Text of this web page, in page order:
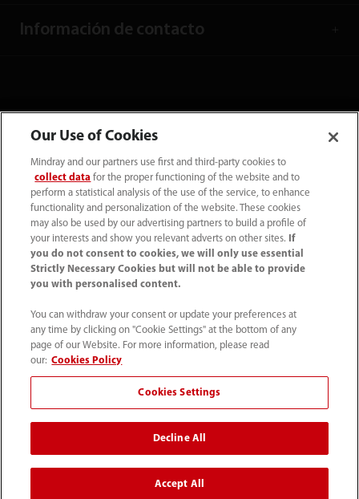
Información de contacto
Tel: (34-91)392 3754 Fax: (34-91)088 9180
info.es@mindray.com
Condiciones de uso｜Mapa del sitio｜
Aviso sobre las cookies｜ Aviso de privacidad｜
Sistema Interno de Información
©2026 Shenzhen Mindray Bio-Medical Electronics Co., Ltd.
Todos los derechos reservados.
Los productos sanitarios arriba indicados son conformes
con la legislación vigente.
Our Use of Cookies
Mindray and our partners use first and third-party cookies to
collect data for the proper functioning of the website and to
perform a statistical analysis of the use of the service, to enhance
functionality and personalization of the website. These cookies
may also be used by our advertising partners to build a profile of
your interests and show you relevant adverts on other sites.
If
you do not consent to cookies, we will only use essential
Strictly Necessary Cookies but will not be able to provide
you with personalised content.
You can withdraw your consent or update your preferences at
any time by clicking on "Cookie Settings" at the bottom of any
page of our Website. For more information, please read
our: Cookies Policy
Cookies Settings
Decline All
Accept All